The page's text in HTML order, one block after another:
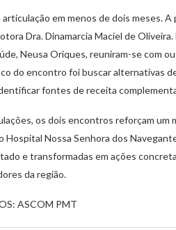
em menos de dois meses.
Dra. Dinamarcia Maciel de
Neusa Oriques, reuniram-se com
do encontro foi buscar alternativas
fontes de receita
os dois encontros reforçam
Nossa Senhora dos
e transformadas em ações
da região.
ASCOM PMT